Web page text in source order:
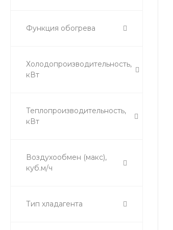
Функция обогрева
Холодопроизводительность,
кВт
Теплопроизводительность,
кВт
Воздухообмен (макс),
куб.м/ч
Тип хладагента